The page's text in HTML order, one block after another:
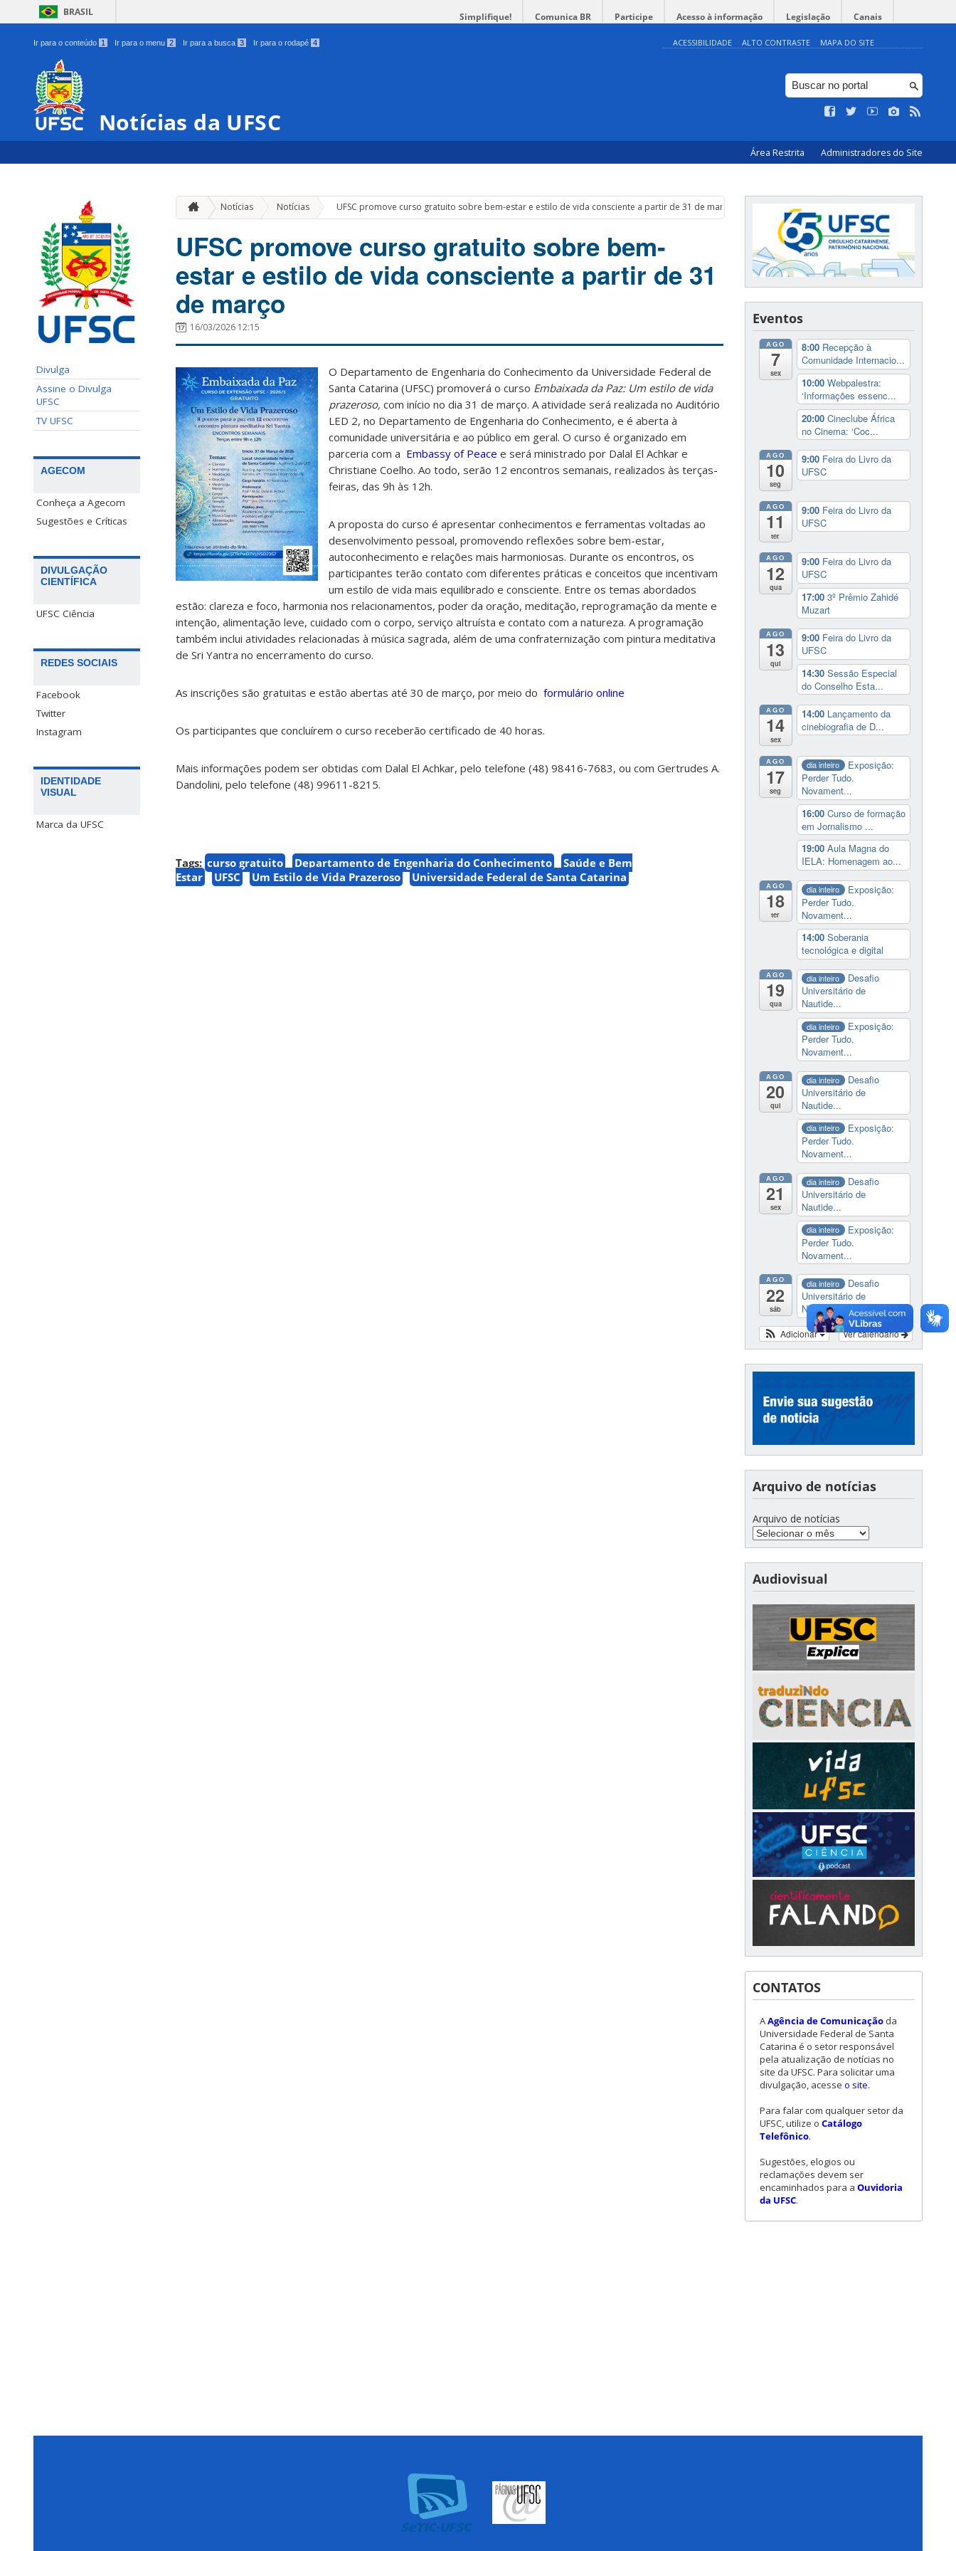
BRASIL Simplifique! Comunica BR Participe Acesso à informação Legislação Canais
Ir para o conteúdo 1 Ir para o menu 2 Ir para a busca 3 Ir para o rodapé 4 ACESSIBILIDADE ALTO CONTRASTE MAPA DO SITE
Notícias da UFSC
Área Restrita Administradores do Site
Divulga
Assine o Divulga
UFSC
TV UFSC
AGECOM
Conheça a Agecom
Sugestões e Críticas
DIVULGAÇÃO
CIENTÍFICA
UFSC Ciência
REDES SOCIAIS
Facebook
Twitter
Instagram
IDENTIDADE
VISUAL
Marca da UFSC
Notícias Notícias » UFSC promove curso gratuito sobre bem-estar e estilo de vida consciente a partir de 31 de março
UFSC promove curso gratuito sobre bem-
estar e estilo de vida consciente a partir de 31
de março
16/03/2026 12:15
O Departamento de Engenharia do Conhecimento da Universidade Federal de
Santa Catarina (UFSC) promoverá o curso Embaixada da Paz: Um estilo de vida
prazeroso, com início no dia 31 de março. A atividade será realizada no Auditório
LED 2, no Departamento de Engenharia do Conhecimento, e é aberta à
comunidade universitária e ao público em geral. O curso é organizado em
parceria com a Embassy of Peace e será ministrado por Dalal El Achkar e
Christiane Coelho. Ao todo, serão 12 encontros semanais, realizados às terças-
feiras, das 9h às 12h.
A proposta do curso é apresentar conhecimentos e ferramentas voltadas ao
desenvolvimento pessoal, promovendo reflexões sobre bem-estar,
autoconhecimento e relações mais harmoniosas. Durante os encontros, os
participantes terão contato com diferentes práticas e conceitos que incentivam
um estilo de vida mais equilibrado e consciente. Entre os temas abordados
estão: clareza e foco, harmonia nos relacionamentos, poder da oração, meditação, reprogramação da mente e
intenção, alimentação leve, cuidado com o corpo, serviço altruísta e contato com a natureza. A programação
também inclui atividades relacionadas à música sagrada, além de uma confraternização com pintura meditativa
de Sri Yantra no encerramento do curso.
As inscrições são gratuitas e estão abertas até 30 de março, por meio do formulário online
Os participantes que concluírem o curso receberão certificado de 40 horas.
Mais informações podem ser obtidas com Dalal El Achkar, pelo telefone (48) 98416-7683, ou com Gertrudes A.
Dandolini, pelo telefone (48) 99611-8215.
Tags: curso gratuito Departamento de Engenharia do Conhecimento
Saúde e Bem
Estar
UFSC Um Estilo de Vida Prazeroso Universidade Federal de Santa Catarina
Eventos
AGO
7
sex
8:00 Recepção à
Comunidade Internacio...
10:00 Webpalestra:
‘Informações essenc...
20:00 Cineclube África
no Cinema: ‘Coc...
AGO
10
seg
9:00 Feira do Livro da
UFSC
AGO
11
ter
9:00 Feira do Livro da
UFSC
AGO
12
qua
9:00 Feira do Livro da
UFSC
17:00 3º Prêmio Zahidé
Muzart
AGO
13
qui
9:00 Feira do Livro da
UFSC
14:30 Sessão Especial
do Conselho Esta...
AGO
14
sex
14:00 Lançamento da
cinebiografia de D...
AGO
17
seg
dia inteiro
Exposição:
Perder Tudo.
Novament...
16:00 Curso de formação
em Jornalismo ...
19:00 Aula Magna do
IELA: Homenagem ao...
AGO
18
ter
dia inteiro
Exposição:
Perder Tudo.
Novament...
14:00 Soberania
tecnológica e digital
AGO
19
qua
dia inteiro
Desafio
Universitário de
Nautide...
dia inteiro
Exposição:
Perder Tudo.
Novament...
AGO
20
qui
dia inteiro
Desafio
Universitário de
Nautide...
dia inteiro
Exposição:
Perder Tudo.
Novament...
AGO
21
sex
dia inteiro
Desafio
Universitário de
Nautide...
dia inteiro
Exposição:
Perder Tudo.
Novament...
AGO
22
sáb
dia inteiro
Desafio
Universitário de
Nautide...
Ver calendário
Adicionar
Arquivo de notícias
Arquivo de notícias
Audiovisual
CONTATOS
AAgência de Comunicação da
Universidade Federal de Santa
Catarina é o setor responsável
pela atualização de notícias no
site da UFSC. Para solicitar uma
divulgação, acesse o site.
Para falar com qualquer setor da
UFSC, utilize o Catálogo
Telefônico.
Sugestões, elogios ou
reclamações devem ser
encaminhados para a Ouvidoria
da UFSC.